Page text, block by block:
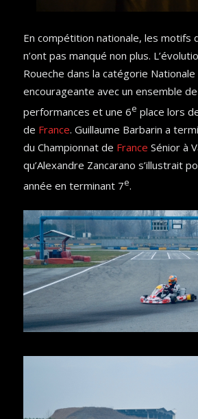
En compétition nationale, les motifs
n’ont pas manqué non plus.
Roueche dans la catégorie
encourageante avec un ensemble
performances et une 6e place lors
de France. Guillaume Barbarin a
du Championnat de France Sénior à
qu’Alexandre Zancarano s’illustrait
année en terminant 7e.